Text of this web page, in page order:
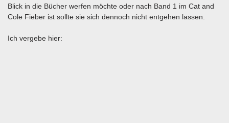
Blick in die Bücher werfen möchte oder nach Band 1 im Cat and
Cole Fieber ist sollte sie sich dennoch nicht entgehen lassen.
Ich vergebe hier: